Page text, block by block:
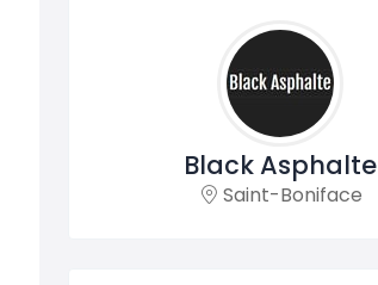
Black Asphalte
Saint-Boniface